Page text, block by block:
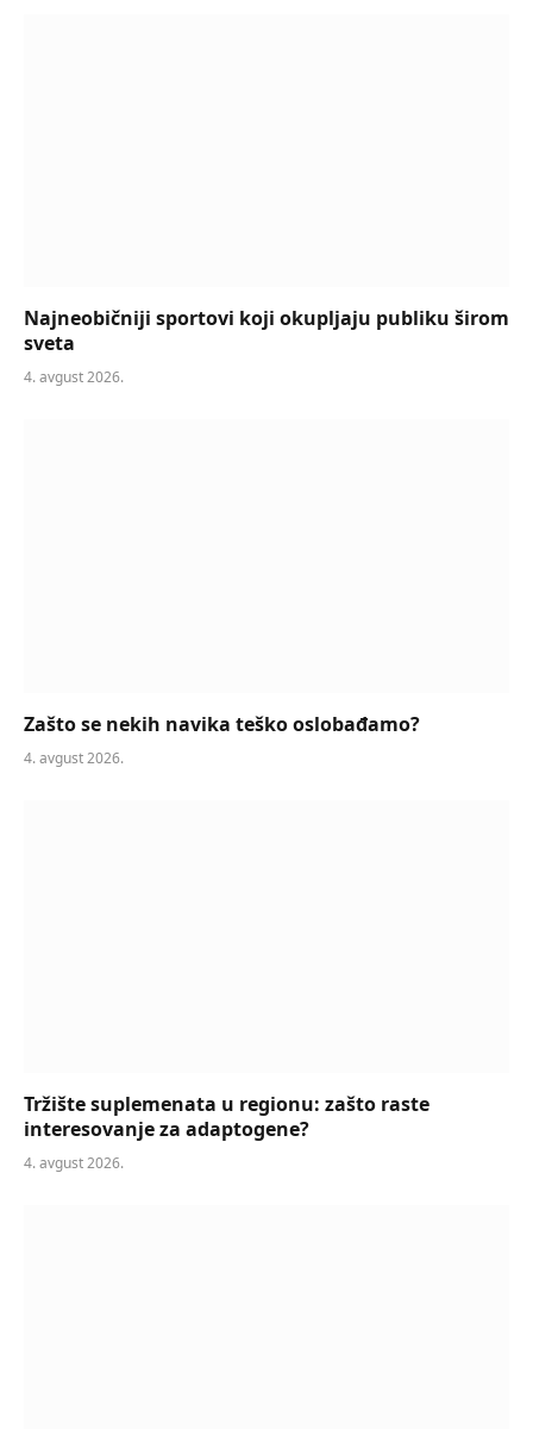
Najneobičniji sportovi koji okupljaju publiku širom
sveta
4. avgust 2026.
Zašto se nekih navika teško oslobađamo?
4. avgust 2026.
Tržište suplemenata u regionu: zašto raste
interesovanje za adaptogene?
4. avgust 2026.